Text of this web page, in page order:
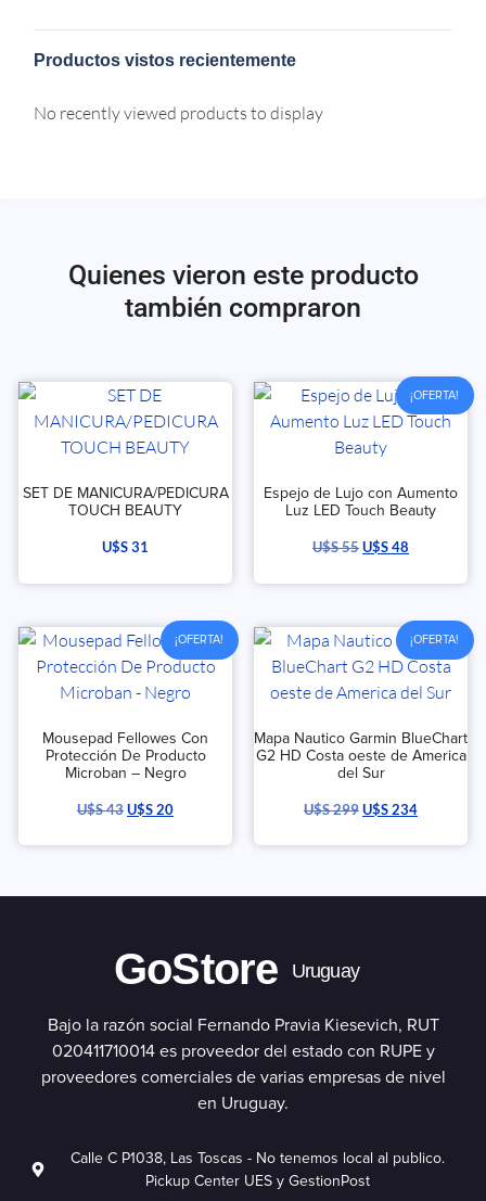
Productos vistos recientemente
No recently viewed products to display
Quienes vieron este producto
también compraron
SET DE MANICURA/PEDICURA
TOUCH BEAUTY
U$S31
¡OFERTA!
Espejo de Lujo con Aumento
Luz LED Touch Beauty
U$S55U$S48
¡OFERTA!
Mousepad Fellowes Con
Protección De Producto
Microban – Negro
U$S43U$S20
¡OFERTA!
Mapa Nautico Garmin BlueChart
G2 HD Costa oeste de America
del Sur
U$S299U$S234
GoStore Uruguay
Bajo la razón social Fernando Pravia Kiesevich, RUT
020411710014 es proveedor del estado con RUPE y
proveedores comerciales de varias empresas de nivel
en Uruguay.
Calle C P1038, Las Toscas - No tenemos local al publico.
Pickup Center UES y GestionPost